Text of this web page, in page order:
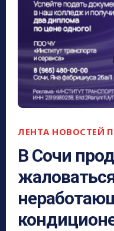
ЛЕНТА НОВОСТЕЙ
В Сочи